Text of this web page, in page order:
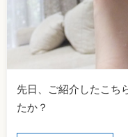
先日、ご紹介したこち
たか？